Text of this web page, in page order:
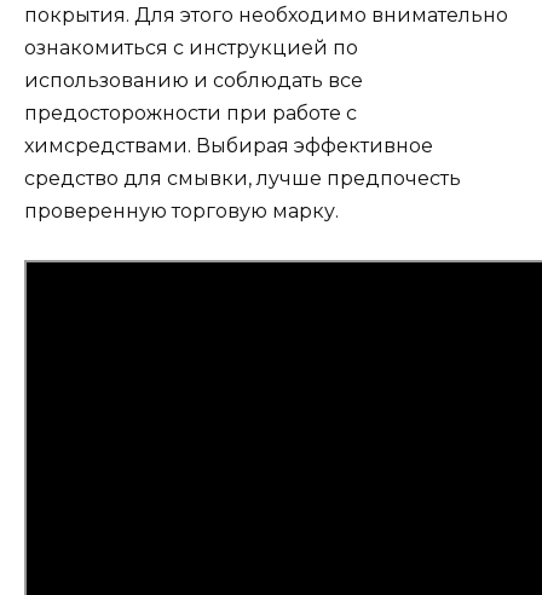
покрытия. Для этого необходимо внимательно
ознакомиться с инструкцией по
использованию и соблюдать все
предосторожности при работе с
химсредствами. Выбирая эффективное
средство для смывки, лучше предпочесть
проверенную торговую марку.